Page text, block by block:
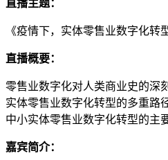
直播主题：
《疫情下，实体零售业数字化转
直播概要：
零售业数字化对人类商业史的深
实体零售业数字化转型的多重路
中小实体零售业数字化转型的主
嘉宾简介：